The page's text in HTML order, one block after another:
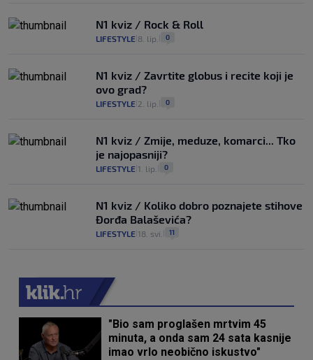
N1 kviz / Rock & Roll
LIFESTYLE 8. lip. 0
N1 kviz / Zavrtite globus i recite koji je
ovo grad?
LIFESTYLE 2. lip. 0
N1 kviz / Zmije, meduze, komarci... Tko
je najopasniji?
LIFESTYLE 1. lip. 0
N1 kviz / Koliko dobro poznajete stihove
Đorđa Balaševića?
LIFESTYLE 18. svi. 11
"Bio sam proglašen mrtvim 45
minuta, a onda sam 24 sata kasnije
imao vrlo neobično iskustvo"